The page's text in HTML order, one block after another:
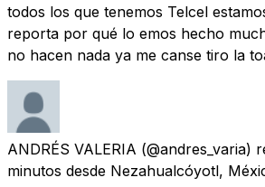
todos los que tenemos Telcel
reporta por qué lo emos hecho
no hacen nada ya me canse tiro la
ANDRÉS VALERIA (@andres_varia)
minutos desde Nezahualcóyotl,